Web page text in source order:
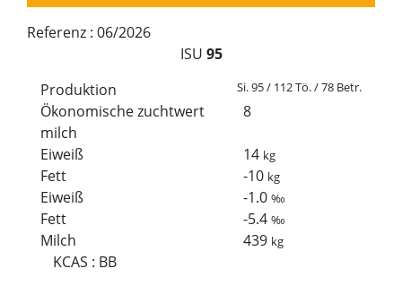
Referenz : 06/2026
ISU 95
Produktion
Si. 95 / 112 Tö. / 78 Betr.
Ökonomische zuchtwert
milch
8
Eiweiß 14 kg
Fett -10 kg
Eiweiß -1.0‰
Fett -5.4‰
Milch 439 kg
KCAS : BB